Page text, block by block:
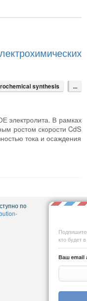
synthesis ...
электролита. В рамках
ростом скорости CdS
тока и осаждения
по
кто будет
Ваш email